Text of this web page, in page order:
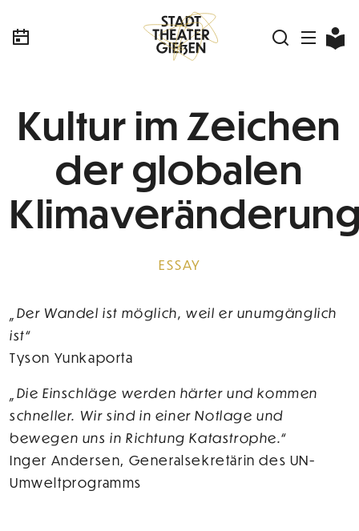
Kultur im Zeichen
der globalen
ESSAY
„Der Wandel ist möglich, weil er unumgänglich
ist“
Tyson Yunkaporta
„Die Einschläge werden härter und kommen
schneller. Wir sind in einer Notlage und
bewegen uns in Richtung Katastrophe.“
Inger Andersen, Generalsekretärin des UN-
Umweltprogramms